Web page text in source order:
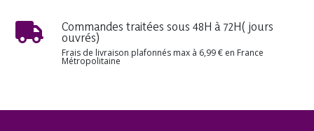
Commandes traitées sous 48H à 72H( jours
ouvrés)
Frais de livraison plafonnés max à 6,99 € en France
Métropolitaine